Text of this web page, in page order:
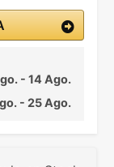
- 14 Ago.
- 25 Ago.